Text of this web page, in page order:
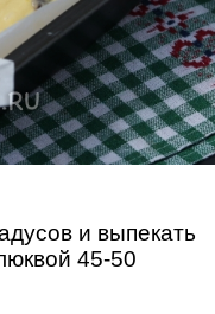
и выпекать
45-50